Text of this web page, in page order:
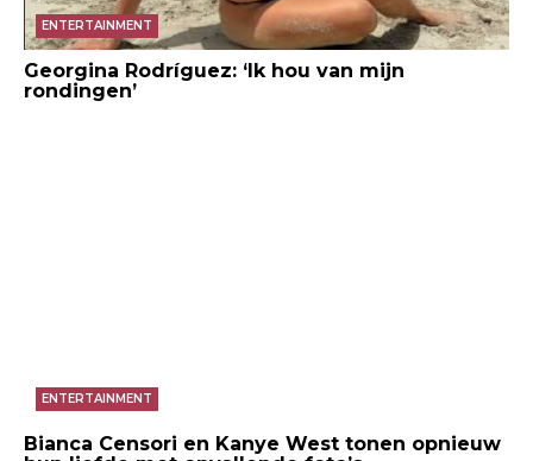
ENTERTAINMENT
Georgina Rodríguez: ‘Ik hou van mijn
rondingen’
ENTERTAINMENT
Bianca Censori en Kanye West tonen opnieuw